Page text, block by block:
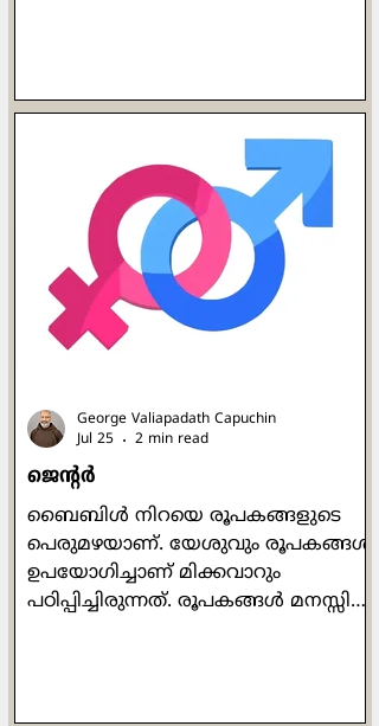
കണ്ടത് എന്താണെന്നോ?!
മനോഹരമായ വൈവിധ്യം. വിവിധ
നിറങ്ങളിലുള്ളവരും, ഉച്ചാരണശുദ്ധി
ഇല്ലാത്തവരും ഉള്ളവരും, എതിർവർഗ്ഗ
ലൈംഗികതയിലുള്ളവരും നേർവർഗ്ഗ
ലൈംഗികതയിലുള്ളവരും,
പുരുഷന്മാരും സ്ത്രീകളും, ഉയരം
കുറഞ്ഞവരും ഉയരമുള്ളവരും,
തടിച്ചവരും മെലിഞ്ഞവരും,
ജെൻ്റർ
ബൈബിൾ നിറയെ രൂപകങ്ങളുടെ
പെരുമഴയാണ്. യേശുവും രൂപകങ്ങൾ
ഉപയോഗിച്ചാണ് മിക്കവാറും
പഠിപ്പിച്ചിരുന്നത്. രൂപകങ്ങൾ മനസ്സിൽ
George Valiapadath Capuchin
Jul 25
2 min read